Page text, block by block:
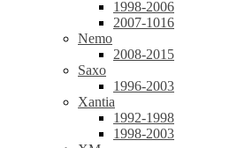
1998-2006
2007-1016
Nemo
2008-2015
Saxo
1996-2003
Xantia
1992-1998
1998-2003